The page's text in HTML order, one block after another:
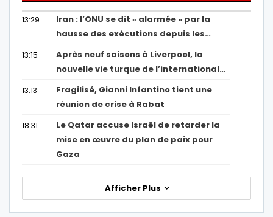
13:29
Iran : l’ONU se dit « alarmée » par la
hausse des exécutions depuis les…
13:15
Après neuf saisons à Liverpool, la
nouvelle vie turque de l’international…
13:13
Fragilisé, Gianni Infantino tient une
réunion de crise à Rabat
18:31
Le Qatar accuse Israël de retarder la
mise en œuvre du plan de paix pour
Gaza
Afficher Plus